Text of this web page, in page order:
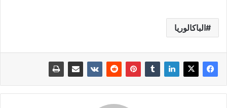
الباكالوريا